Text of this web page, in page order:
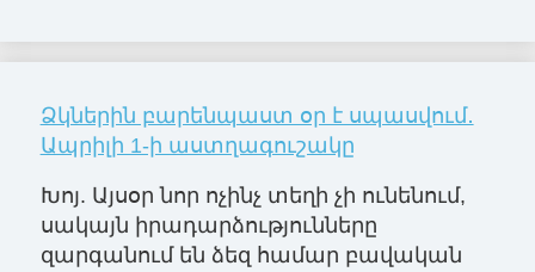
Ձկներին բարենպաստ օր է սպասվում․
Ապրիլի 1-ի աստղագուշակը
Խոյ. Այսօր նոր ոչինչ տեղի չի ունենում,
սակայն իրադարձությունները
զարգանում են ձեզ համար բավական